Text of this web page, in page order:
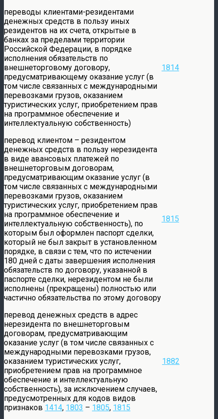
переводы клиентами-резидентами
денежных средств в пользу иных
резидентов на их счета, открытые в
банках за пределами территории
Российской Федерации, в порядке
исполнения обязательств по
внешнеторговому договору,
предусматривающему оказание услуг (в
том числе связанных с международными
перевозками грузов, оказанием
туристических услуг, приобретением прав
на программное обеспечение и
интеллектуальную собственность)
1814
перевод клиентом – резидентом
денежных средств в пользу нерезидента
в виде авансовых платежей по
внешнеторговым договорам,
предусматривающим оказание услуг (в
том числе связанных с международными
перевозками грузов, оказанием
туристических услуг, приобретением прав
на программное обеспечение и
интеллектуальную собственность), по
которым был оформлен паспорт сделки,
который не был закрыт в установленном
порядке, в связи с тем, что по истечении
180 дней с даты завершения исполнения
обязательств по договору, указанной в
паспорте сделки, нерезидентом не были
исполнены (прекращены) полностью или
частично обязательства по этому договору
1815
перевод денежных средств в адрес
нерезидента по внешнеторговым
договорам, предусматривающим
оказание услуг (в том числе связанных с
международными перевозками грузов,
оказанием туристических услуг,
приобретением прав на программное
обеспечение и интеллектуальную
собственность), за исключением случаев,
предусмотренных для кодов видов
признаков 1414, 1803 – 1805, 1815
1882